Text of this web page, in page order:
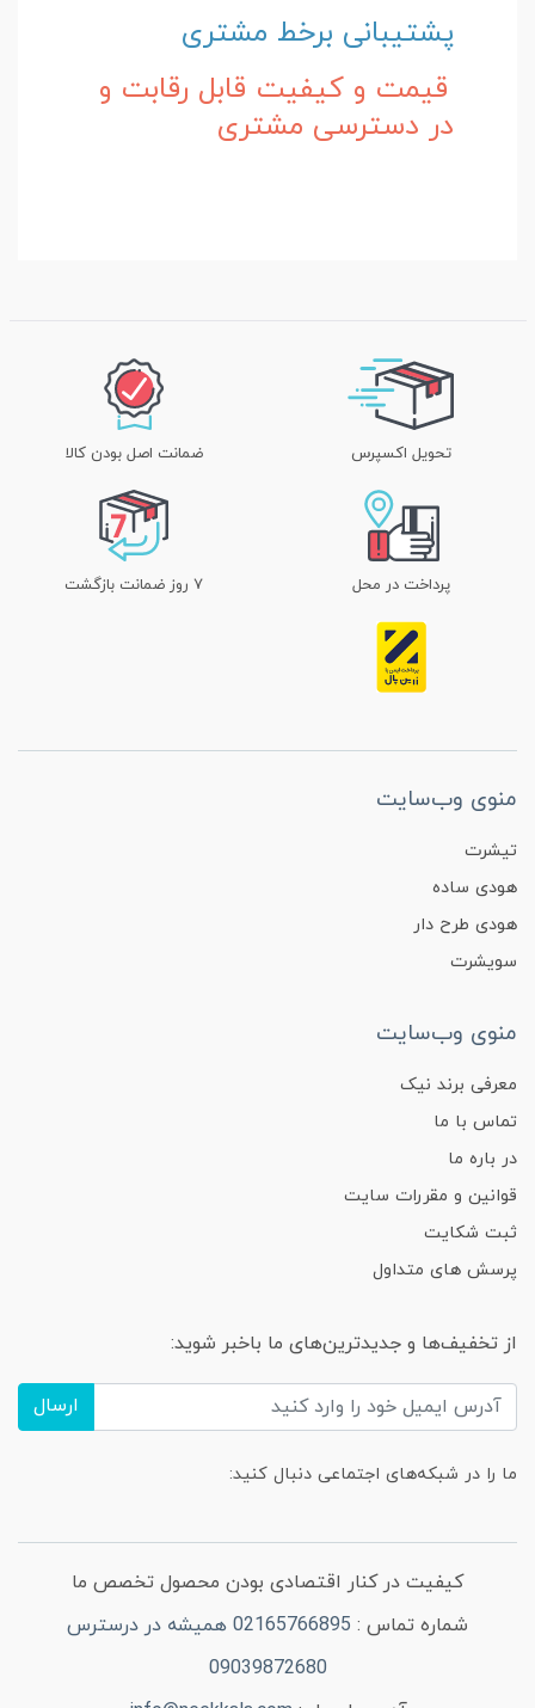
پشتیبانی برخط مشتری
قیمت و کیفیت قابل رقابت و
در دسترسی مشتری
تحویل اکسپرس ضمانت اصل بودن کالا
پرداخت در محل ۷ روز ضمانت بازگشت
منوی وب‌سایت
تیشرت
هودی ساده
هودی طرح دار
سویشرت
منوی وب‌سایت
معرفی برند نیک
تماس با ما
در باره ما
قوانین و مقررات سایت
ثبت شکایت
پرسش های متداول
از تخفیف‌ها و جدیدترین‌های ما باخبر شوید:
ارسال
ما را در شبکه‌های اجتماعی دنبال کنید:
کیفیت در کنار اقتصادی بودن محصول تخصص ما
شماره تماس :
02165766895 همیشه در درسترس
09039872680